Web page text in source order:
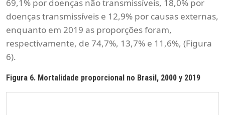
69,1% por doenças não transmissíveis, 18,0% por
doenças transmissíveis e 12,9% por causas externas,
enquanto em 2019 as proporções foram,
respectivamente, de 74,7%, 13,7% e 11,6%, (Figura
6).
Figura 6. Mortalidade proporcional no Brasil, 2000 y 2019